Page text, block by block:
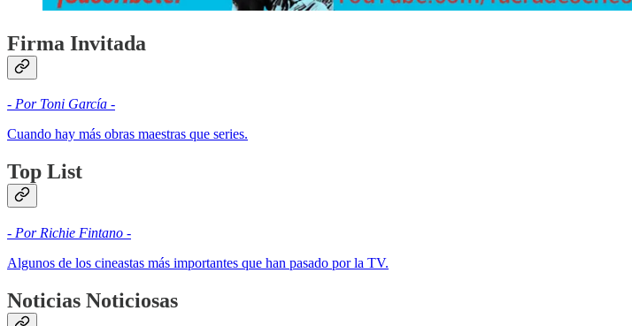
Firma Invitada
- Por Toni García -
Cuando hay más obras maestras que series.
Top List
- Por Richie Fintano -
Algunos de los cineastas más importantes que han pasado por la TV.
Noticias Noticiosas